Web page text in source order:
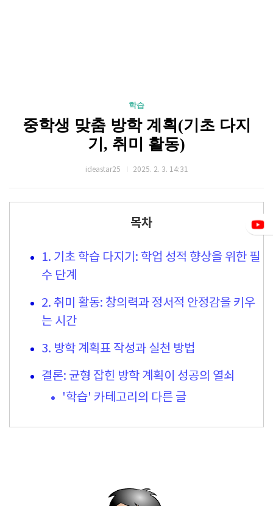
학습
중학생 맞춤 방학 계획(기초 다지
기, 취미 활동)
ideastar25 2025. 2. 3. 14:31
목차
1. 기초 학습 다지기: 학업 성적 향상을 위한 필
수 단계
2. 취미 활동: 창의력과 정서적 안정감을 키우
는 시간
3. 방학 계획표 작성과 실천 방법
결론: 균형 잡힌 방학 계획이 성공의 열쇠
'학습' 카테고리의 다른 글